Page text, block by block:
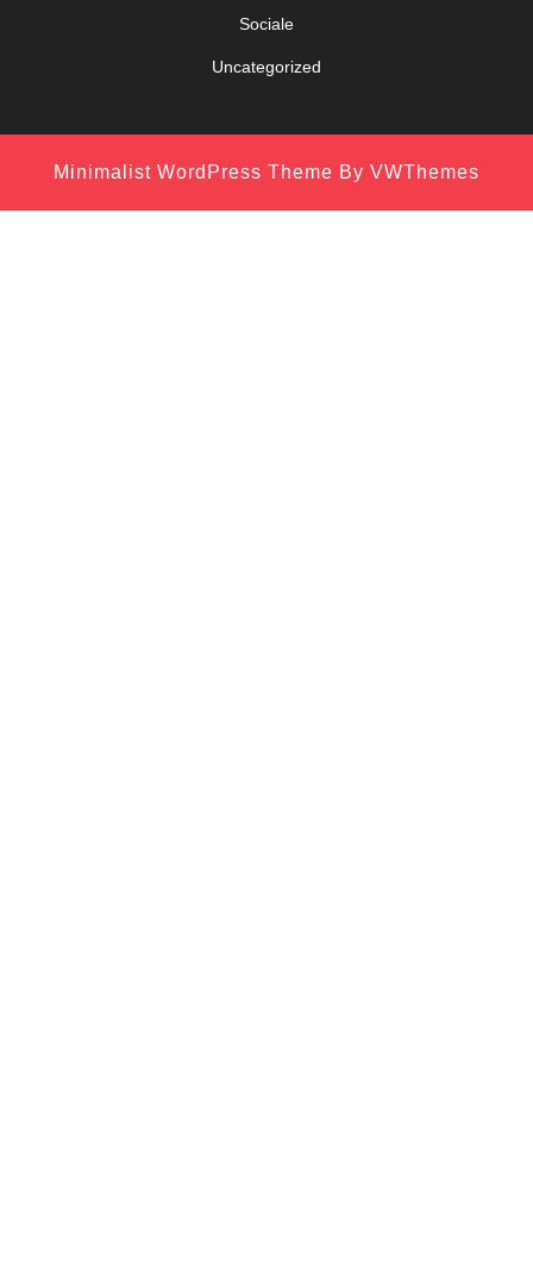
Sociale
Uncategorized
Minimalist WordPress Theme By VWThemes